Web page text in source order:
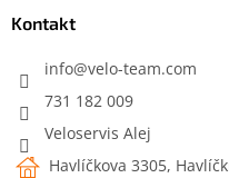
Kontakt
info@velo-team.com
731 182 009
Veloservis Alej
Havlíčkova 3305,